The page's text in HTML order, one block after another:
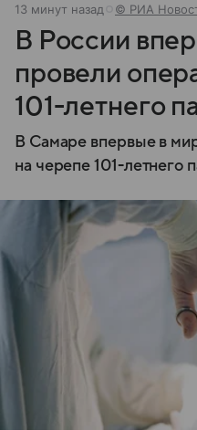
13 минут назад © РИА
В России
провели
101-летнего
В Самаре впервые в
на черепе 101-летнего